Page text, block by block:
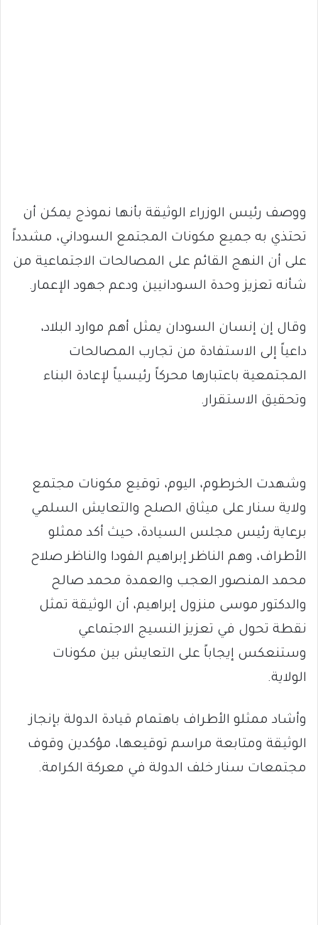
ووصف رئيس الوزراء الوثيقة بأنها نموذج يمكن أن
تحتذي به جميع مكونات المجتمع السوداني، مشدداً
على أن النهج القائم على المصالحات الاجتماعية من
شأنه تعزيز وحدة السودانيين ودعم جهود الإعمار.
وقال إن إنسان السودان يمثل أهم موارد البلاد،
داعياً إلى الاستفادة من تجارب المصالحات
المجتمعية باعتبارها محركاً رئيسياً لإعادة البناء
وتحقيق الاستقرار.
وشهدت الخرطوم، اليوم، توقيع مكونات مجتمع
ولاية سنار على ميثاق الصلح والتعايش السلمي
برعاية رئيس مجلس السيادة، حيث أكد ممثلو
الأطراف، وهم الناظر إبراهيم الفودا والناظر صلاح
محمد المنصور العجب والعمدة محمد صالح
والدكتور موسى منزول إبراهيم، أن الوثيقة تمثل
نقطة تحول في تعزيز النسيج الاجتماعي
وستنعكس إيجاباً على التعايش بين مكونات
الولاية.
وأشاد ممثلو الأطراف باهتمام قيادة الدولة بإنجاز
الوثيقة ومتابعة مراسم توقيعها، مؤكدين وقوف
مجتمعات سنار خلف الدولة في معركة الكرامة.